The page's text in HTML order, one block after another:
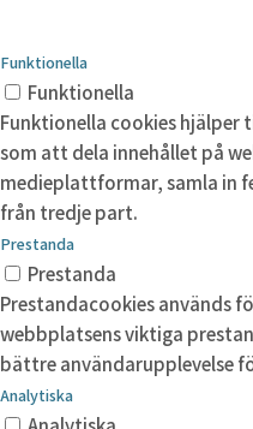
Funktionella
Funktionella
Funktionella cookies
som att dela innehållet på
medieplattformar, samla in
från tredje part.
Prestanda
Prestanda
Prestandacookies används
webbplatsens viktiga
bättre användarupplevelse
Analytiska